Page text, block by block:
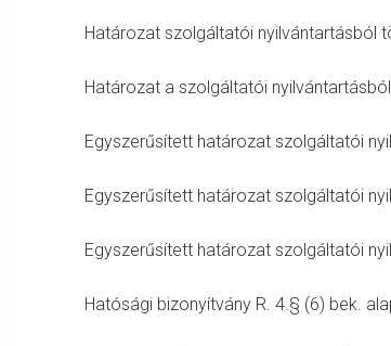
Határozat szolgáltatói nyilvántartásból
Határozat a szolgáltatói
Egyszerűsített határozat szolgáltatói
Egyszerűsített határozat szolgáltatói
Egyszerűsített határozat szolgáltatói
Hatósági bizonyítvány R. 4.§ (6) bek.